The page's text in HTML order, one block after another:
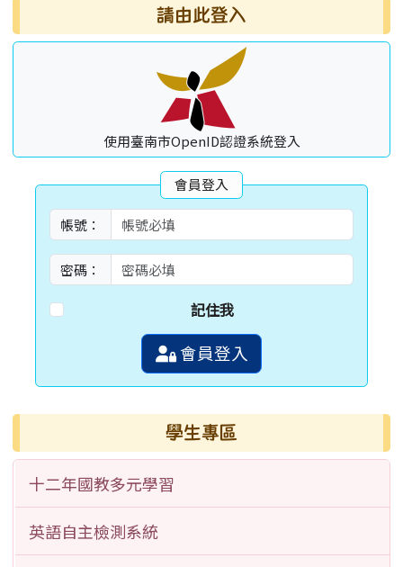
請由此登入
使用臺南市OpenID認證系統登入
會員登入
帳號：
密碼：
記住我
會員登入
學生專區
十二年國教多元學習
英語自主檢測系統